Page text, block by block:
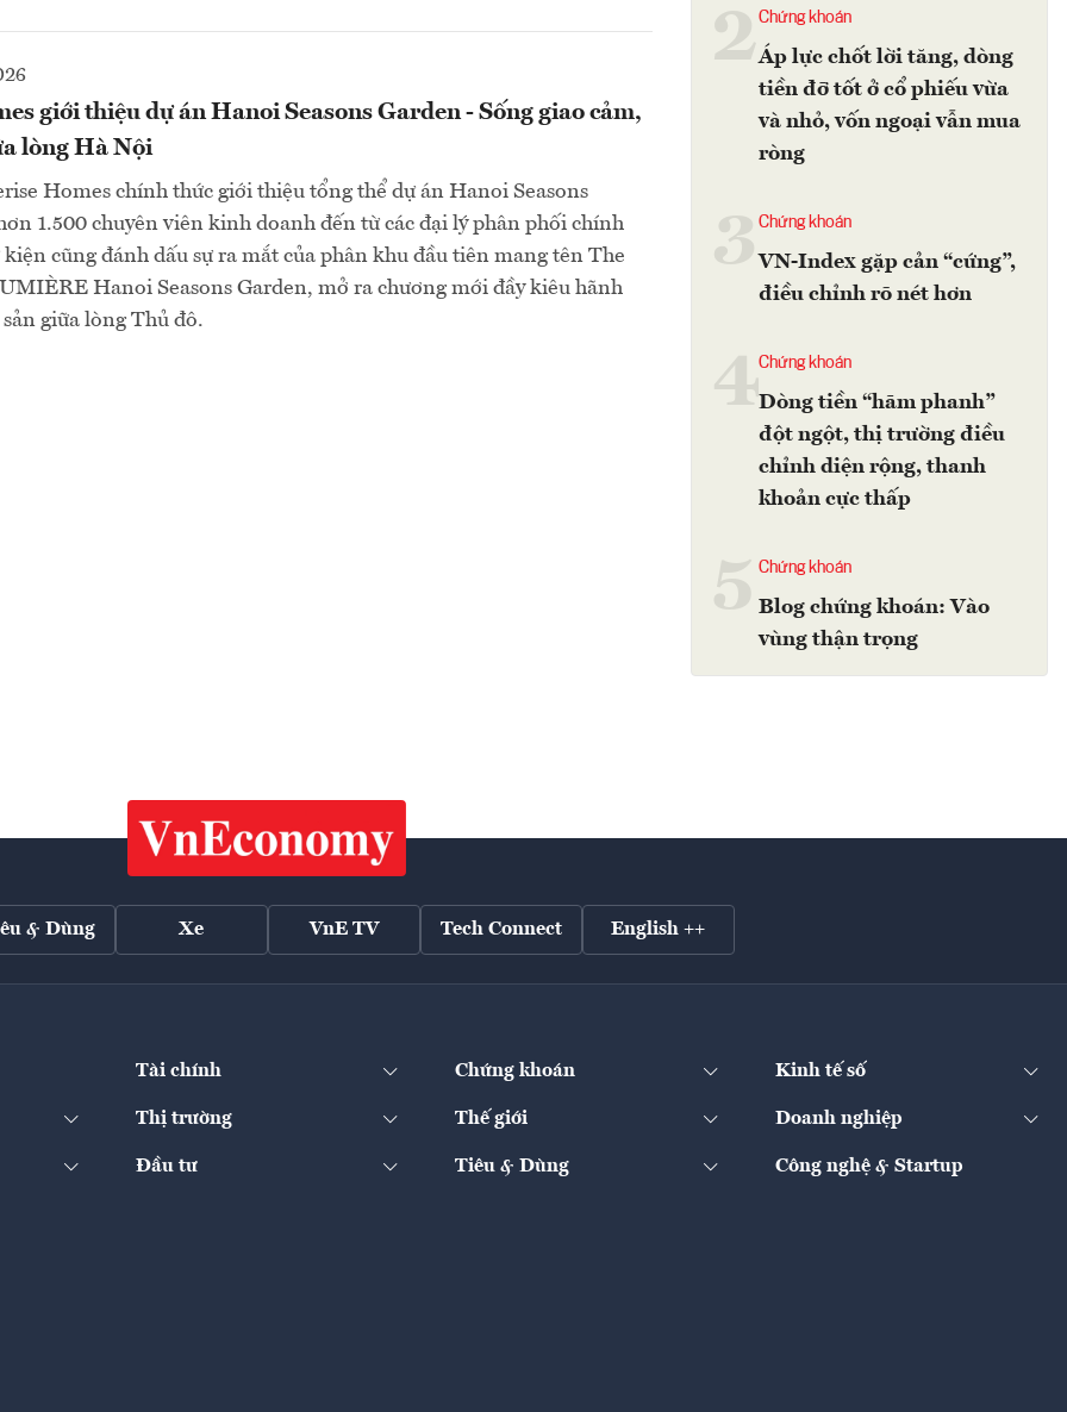
giới thiệu dự án Hanoi Seasons Garden - Sống giao cảm,
lòng Hà Nội
Homes chính thức giới thiệu tổng thể dự án Hanoi Seasons
1.500 chuyên viên kinh doanh đến từ các đại lý phân phối chính
cũng đánh dấu sự ra mắt của phân khu đầu tiên mang tên The
Hanoi Seasons Garden, mở ra chương mới đầy kiêu hãnh
giữa lòng Thủ đô.
2Chứng khoán
Áp lực chốt lời tăng, dòng
tiền đỡ tốt ở cổ phiếu vừa
và nhỏ, vốn ngoại vẫn mua
ròng
Chứng khoán
VN-Index gặp cản “cứng”,
điều chỉnh rõ nét hơn
4Chứng khoán
Dòng tiền “hãm phanh”
đột ngột, thị trường điều
chỉnh diện rộng, thanh
khoản cực thấp
Chứng khoán
Blog chứng khoán: Vào
vùng thận trọng
& Dùng Xe VnE TV Tech Connect English ++
Tài chính Chứng khoán Kinh tế số
Thị trường Thế giới Doanh nghiệp
Đầu tư Tiêu & Dùng Công nghệ & Startup